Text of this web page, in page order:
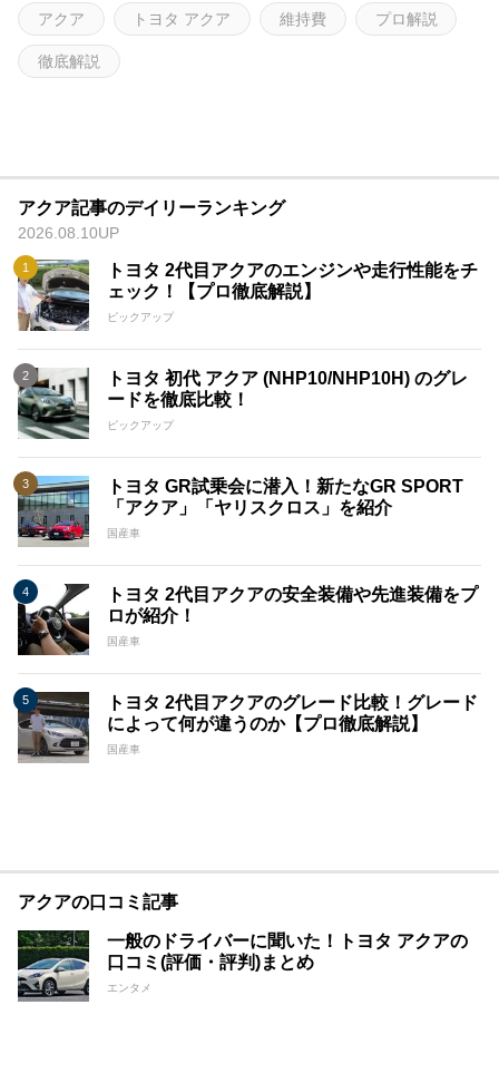
アクア トヨタ アクア 維持費 プロ解説
徹底解説
アクア記事のデイリーランキング
2026.08.10UP
トヨタ 2代目アクアのエンジンや走行性能をチ
ェック！【プロ徹底解説】
ピックアップ
トヨタ 初代 アクア (NHP10/NHP10H) のグレ
ードを徹底比較！
ピックアップ
トヨタ GR試乗会に潜入！新たなGR SPORT
「アクア」「ヤリスクロス」を紹介
国産車
トヨタ 2代目アクアの安全装備や先進装備をプ
ロが紹介！
国産車
トヨタ 2代目アクアのグレード比較！グレード
によって何が違うのか【プロ徹底解説】
国産車
アクアの口コミ記事
一般のドライバーに聞いた！トヨタ アクアの
口コミ(評価・評判)まとめ
エンタメ